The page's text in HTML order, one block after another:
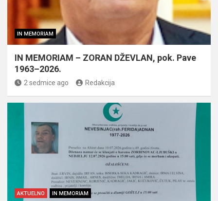
IN MEMORIAM
IN MEMORIAM – ZORAN DŽEVLAN, pok. Pave
1963–2026.
2 sedmice ago Redakcija
AKTUELNO IN MEMORIAM